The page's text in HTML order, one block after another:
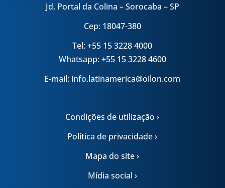
Jd. Portal da Colina – Sorocaba – SP
Cep: 18047-380
Tel: +55 15 3228 4000
Whatsapp: +55 15 3228 4600
E-mail: info.latinamerica@oilon.com
Condições de utilização ›
Política de privacidade ›
Mapa do site ›
Mídia social ›